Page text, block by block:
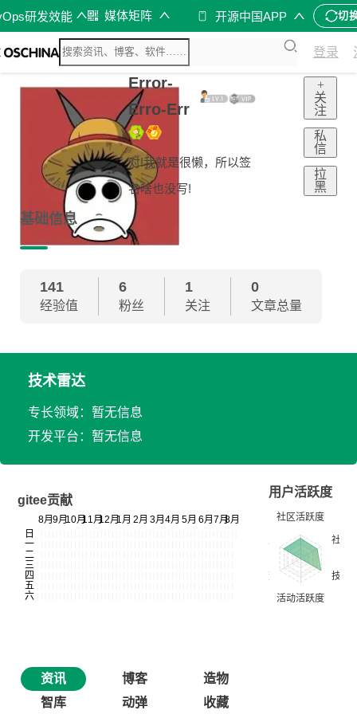
研发效能 媒体矩阵 开源中国APP 切
登录
Error-
Erro-Err
对!我就是很懒，所以签
名啥也没写!
+
关
注
私
信
拉
黑
基础信息
141
经验值
6
粉丝
1
关注
0
文章总量
技术雷达
专长领域：暂无信息
开发平台：暂无信息
gitee贡献
用户活跃度
资讯 博客
造物
智库
动弹 收藏